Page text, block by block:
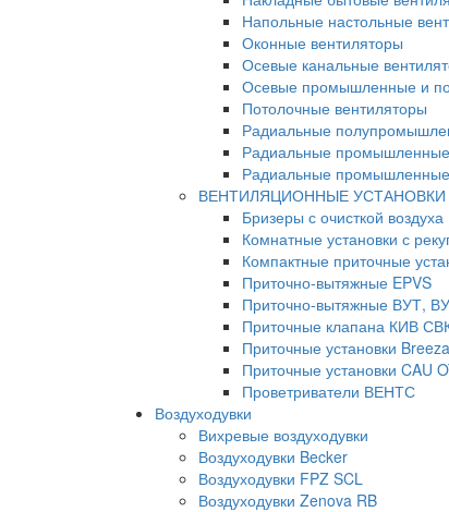
Напольные настольные
Оконные вентиляторы
Осевые канальные
Осевые промышленные и
Потолочные вентиляторы
Радиальные
Радиальные
Радиальные промышленные
ВЕНТИЛЯЦИОННЫЕ УСТАНОВКИ
Бризеры с очисткой воздуха
Комнатные установки с
Компактные приточные
Приточно-вытяжные EPVS
Приточно-вытяжные ВУТ,
Приточные клапана КИВ
Приточные установки
Приточные установки CAU
Проветриватели ВЕНТС
Воздуходувки
Вихревые воздуходувки
Воздуходувки Becker
Воздуходувки FPZ SCL
Воздуходувки Zenova RB